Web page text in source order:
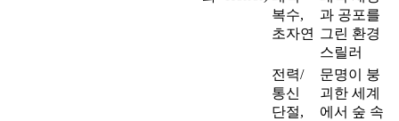
복수,
초자연
과 공포를
그린 환경
스릴러
전력/
통신
단절,
문명이 붕
괴한 세계
에서 숲 속